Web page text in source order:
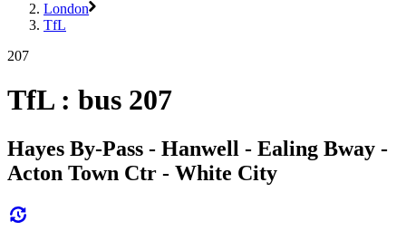
London
TfL
207
TfL : bus 207
Hayes By-Pass - Hanwell - Ealing Bway -
Acton Town Ctr - White City